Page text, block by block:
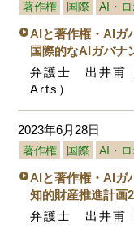
著作権 国際 AI・ロ
AIと著作権・AIガ
国際的なAIガバナ
弁護士 出井甫
Arts）
2023年6月28日
著作権 国際 AI・ロ
AIと著作権・AIガ
知的財産推進計画
弁護士 出井甫